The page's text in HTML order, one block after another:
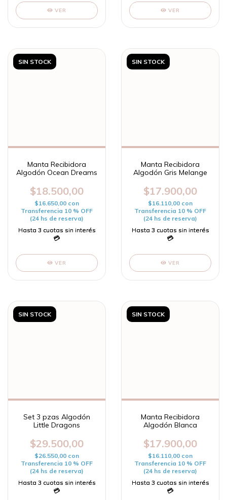
VER VER
SIN STOCK
Manta Recibidora
Algodón Ocean Dreams
$18.500,00
$16.650,00 con
Transferencia 10 % OFF
(24 hs de reserva)
VER
SIN STOCK
Manta Recibidora
Algodón Gris Melange
$17.900,00
$16.110,00 con
Transferencia 10 % OFF
(24 hs de reserva)
VER
SIN STOCK
Set 3 pzas Algodón
Little Dragons
$29.500,00
$26.550,00 con
Transferencia 10 % OFF
(24 hs de reserva)
SIN STOCK
Manta Recibidora
Algodón Blanca
$17.900,00
$16.110,00 con
Transferencia 10 % OFF
(24 hs de reserva)